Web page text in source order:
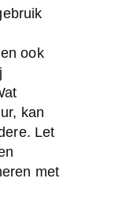
ook
kan
Let
met